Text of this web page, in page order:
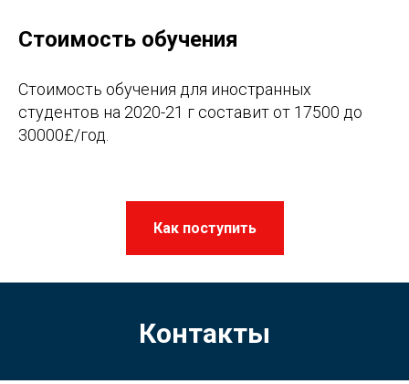
Стоимость обучения
Стоимость обучения для иностранных
студентов на 2020-21 г составит от 17500 до
30000£/год.
Как поступить
Контакты